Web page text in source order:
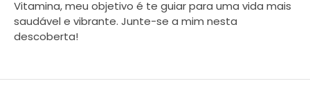
Vitamina, meu objetivo é te guiar para uma vida mais
saudável e vibrante. Junte-se a mim nesta
descoberta!